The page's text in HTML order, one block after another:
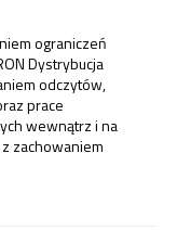
ograniczeń
Dystrybucja
odczytów,
prace
wewnątrz i na
zachowaniem